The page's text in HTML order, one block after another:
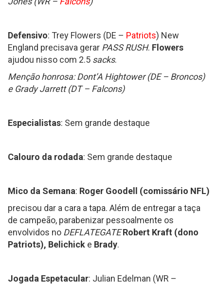
Defensivo: Trey Flowers (DE – Patriots) New
England precisava gerar PASS RUSH. Flowers
ajudou nisso com 2.5 sacks.
Menção honrosa: Dont’A Hightower (DE – Broncos)
e Grady Jarrett (DT – Falcons)
Especialistas: Sem grande destaque
Calouro da rodada: Sem grande destaque
Mico da Semana: Roger Goodell
(comissário NFL)
precisou dar a cara a tapa. Além de entregar a taça
de campeão, parabenizar pessoalmente os
envolvidos no DEFLATEGATE Robert Kraft (dono
Patriots), Belichick e Brady.
Jogada Espetacular: Julian Edelman (WR –